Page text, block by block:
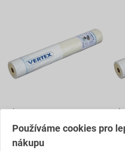
Tkanina výztužná Vertex
,02
cena za m² s DPH
31
Používáme cookies pro
nákupu